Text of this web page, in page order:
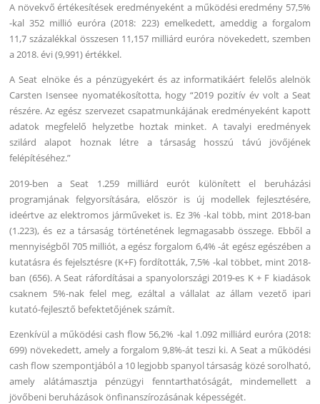
A növekvő értékesítések eredményeként a működési eredmény 57,5%
-kal 352 millió euróra (2018: 223) emelkedett, ameddig a forgalom
11,7 százalékkal összesen 11,157 milliárd euróra növekedett, szemben
a 2018. évi (9,991) értékkel.
A Seat elnöke és a pénzügyekért és az informatikáért felelős alelnök
Carsten Isensee nyomatékosította, hogy “2019 pozitív év volt a Seat
részére. Az egész szervezet csapatmunkájának eredményeként kapott
adatok megfelelő helyzetbe hoztak minket. A tavalyi eredmények
szilárd alapot hoznak létre a társaság hosszú távú jövőjének
felépítéséhez.”
2019-ben a Seat 1.259 milliárd eurót különített el beruházási
programjának felgyorsítására, először is új modellek fejlesztésére,
ideértve az elektromos járműveket is. Ez 3% -kal több, mint 2018-ban
(1.223), és ez a társaság történetének legmagasabb összege. Ebből a
mennyiségből 705 milliót, a egész forgalom 6,4% -át egész egészében a
kutatásra és fejelsztésre (K+F) fordították, 7,5% -kal többet, mint 2018-
ban (656). A Seat ráfordításai a spanyolországi 2019-es K + F kiadások
csaknem 5%-nak felel meg, ezáltal a vállalat az állam vezető ipari
kutató-fejlesztő befektetőjének számít.
Ezenkívül a működési cash flow 56,2% -kal 1.092 milliárd euróra (2018:
699) növekedett, amely a forgalom 9,8%-át teszi ki. A Seat a működési
cash flow szempontjából a 10 legjobb spanyol társaság közé sorolható,
amely alátámasztja pénzügyi fenntarthatóságát, mindemellett a
jövőbeni beruházások önfinanszírozásának képességét.